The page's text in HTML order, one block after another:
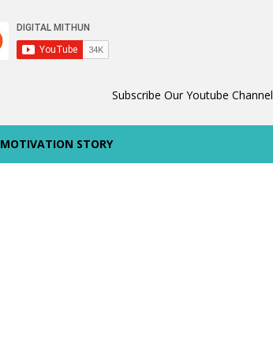
Subscribe Our Youtube Channel
MOTIVATION STORY